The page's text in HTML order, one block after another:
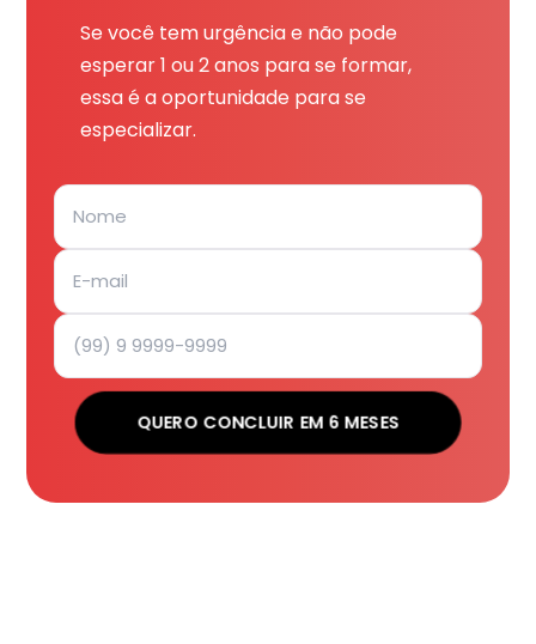
Se você tem urgência e não pode
esperar 1 ou 2 anos para se formar,
essa é a oportunidade para se
especializar.
QUERO CONCLUIR EM 6 MESES